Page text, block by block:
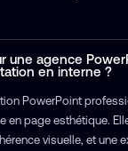
une agence
en interne ?
PowerPoint
en page esthétique.
visuelle, et une